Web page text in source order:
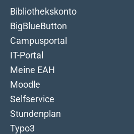
Bibliothekskonto
BigBlueButton
Campusportal
IT-Portal
Meine EAH
Moodle
Selfservice
Stundenplan
Typo3